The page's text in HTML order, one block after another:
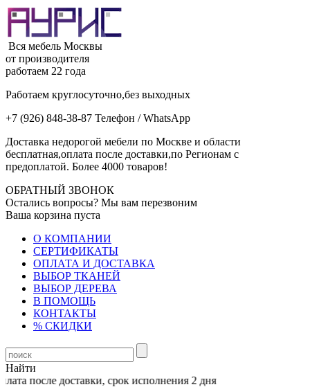
Вся мебель Москвы
от производителя
работаем 22 года
Работаем круглосуточно,без выходных
+7 (926) 848-38-87 Телефон / WhatsApp
Доставка недорогой мебели по Москве и области
бесплатная,оплата после доставки,по Регионам с
предоплатой. Более 4000 товаров!
ОБРАТНЫЙ ЗВОНОК
Остались вопросы? Мы вам перезвоним
Ваша корзина пуста
О КОМПАНИИ
СЕРТИФИКАТЫ
ОПЛАТА И ДОСТАВКА
ВЫБОР ТКАНЕЙ
ВЫБОР ДЕРЕВА
В ПОМОЩЬ
КОНТАКТЫ
% СКИДКИ
Найти
после доставки, срок исполнения 2 дня